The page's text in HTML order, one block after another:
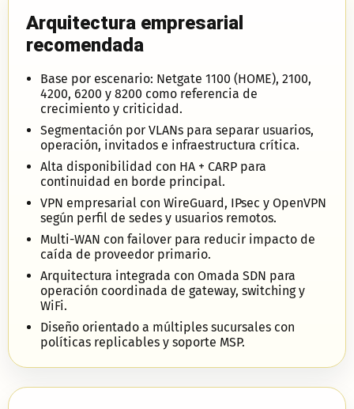
Arquitectura empresarial
recomendada
Base por escenario: Netgate 1100 (HOME), 2100,
4200, 6200 y 8200 como referencia de
crecimiento y criticidad.
Segmentación por VLANs para separar usuarios,
operación, invitados e infraestructura crítica.
Alta disponibilidad con HA + CARP para
continuidad en borde principal.
VPN empresarial con WireGuard, IPsec y OpenVPN
según perfil de sedes y usuarios remotos.
Multi-WAN con failover para reducir impacto de
caída de proveedor primario.
Arquitectura integrada con Omada SDN para
operación coordinada de gateway, switching y
WiFi.
Diseño orientado a múltiples sucursales con
políticas replicables y soporte MSP.